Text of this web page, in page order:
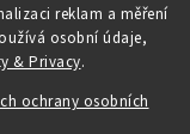
reklam a měření
osobní údaje,
& Privacy.
ochrany osobních